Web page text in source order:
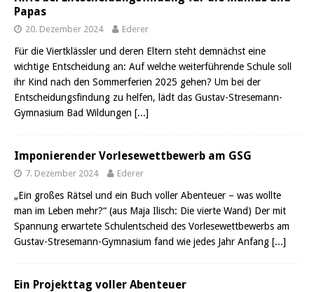
Papas
20. Dezember 2024 Ederer
Für die Viertklässler und deren Eltern steht demnächst eine
wichtige Entscheidung an: Auf welche weiterführende Schule soll
ihr Kind nach den Sommerferien 2025 gehen? Um bei der
Entscheidungsfindung zu helfen, lädt das Gustav-Stresemann-
Gymnasium Bad Wildungen [...]
Imponierender Vorlesewettbewerb am GSG
7. Dezember 2024 Ederer
„Ein großes Rätsel und ein Buch voller Abenteuer – was wollte
man im Leben mehr?“ (aus Maja Ilisch: Die vierte Wand) Der mit
Spannung erwartete Schulentscheid des Vorlesewettbewerbs am
Gustav-Stresemann-Gymnasium fand wie jedes Jahr Anfang [...]
Ein Projekttag voller Abenteuer